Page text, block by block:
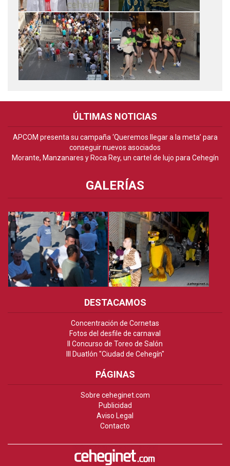
ÚLTIMAS NOTICIAS
APCOM presenta su campaña ‘Queremos llegar a la meta’ para
conseguir nuevos asociados
Morante, Manzanares y Roca Rey, un cartel de lujo para Cehegín
GALERÍAS
DESTACAMOS
Concentración de Cornetas
Fotos del desfile de carnaval
II Concurso de Toreo de Salón
III Duatlón "Ciudad de Cehegín"
PÁGINAS
Sobre ceheginet.com
Publicidad
Aviso Legal
Contacto